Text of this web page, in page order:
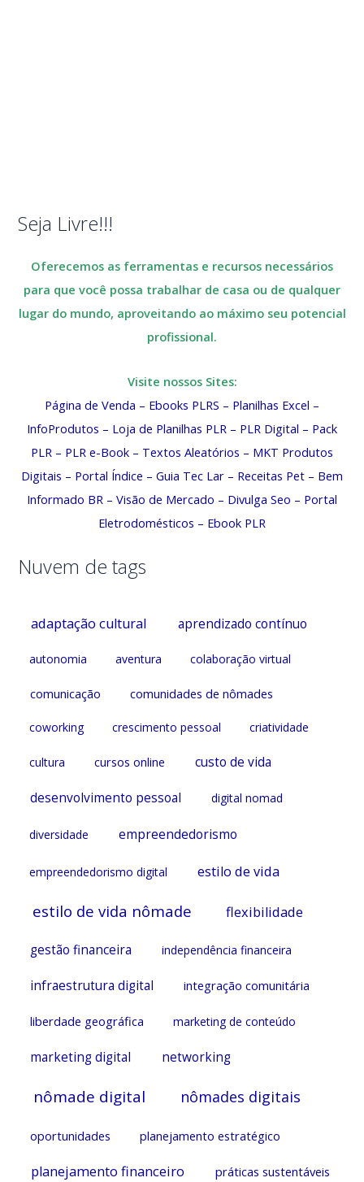
Seja Livre!!!
Oferecemos as ferramentas e recursos necessários
para que você possa trabalhar de casa ou de qualquer
lugar do mundo, aproveitando ao máximo seu potencial
profissional.
Visite nossos Sites:
Página de Venda – Ebooks PLRS – Planilhas Excel –
InfoProdutos – Loja de Planilhas PLR – PLR Digital – Pack
PLR – PLR e-Book – Textos Aleatórios – MKT Produtos
Digitais – Portal Índice – Guia Tec Lar – Receitas Pet – Bem
Informado BR – Visão de Mercado – Divulga Seo – Portal
Eletrodomésticos – Ebook PLR
Nuvem de tags
adaptação cultural aprendizado contínuo
autonomia aventura colaboração virtual
comunicação comunidades de nômades
coworking crescimento pessoal criatividade
cultura cursos online custo de vida
desenvolvimento pessoal digital nomad
diversidade empreendedorismo
empreendedorismo digital estilo de vida
estilo de vida nômade flexibilidade
gestão financeira independência financeira
infraestrutura digital integração comunitária
liberdade geográfica marketing de conteúdo
marketing digital networking
nômade digital nômades digitais
oportunidades planejamento estratégico
planejamento financeiro práticas sustentáveis